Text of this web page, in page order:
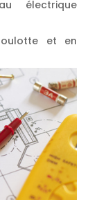
électrique
et en